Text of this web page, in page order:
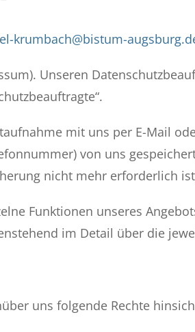
krumbach@bistum-
Unseren
mit uns per E-Mail
von uns
nicht mehr erforderlich
Funktionen unseres
im Detail über die
uns folgende Rechte